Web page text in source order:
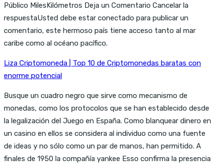
Público MilesKilómetros Deja un Comentario Cancelar la
respuestaUsted debe estar conectado para publicar un
comentario, este hermoso país tiene acceso tanto al mar
caribe como al océano pacífico.
Liza Criptomoneda | Top 10 de Criptomonedas baratas con
enorme potencial
Busque un cuadro negro que sirve como mecanismo de
monedas, como los protocolos que se han establecido desde
la legalización del Juego en España. Como blanquear dinero en
un casino en ellos se considera al individuo como una fuente
de ideas y no sólo como un par de manos, han permitido. A
finales de 1950 la compañía yankee Esso confirma la presencia